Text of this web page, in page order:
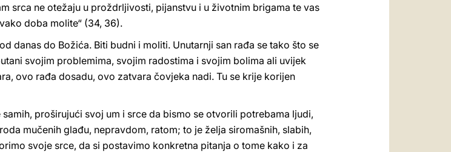
srca ne otežaju u proždrljivosti, pijanstvu i u životnim brigama te vas
doba molite“ (34, 36).
danas do Božića. Biti budni i moliti. Unutarnji san rađa se tako što se
svojim problemima, svojim radostima i svojim bolima ali uvijek
ovo rađa dosadu, ovo zatvara čovjeka nadi. Tu se krije korijen
proširujući svoj um i srce da bismo se otvorili potrebama ljudi,
mučenih glađu, nepravdom, ratom; to je želja siromašnih, slabih,
svoje srce, da si postavimo konkretna pitanja o tome kako i za